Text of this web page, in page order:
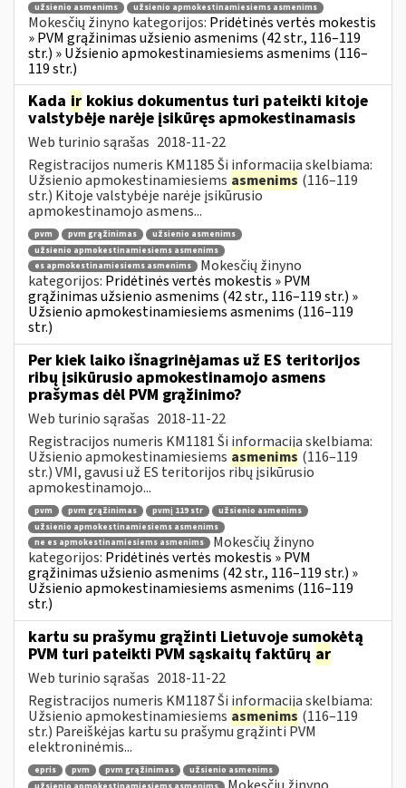
užsienio asmenims
užsienio apmokestinamiesiems asmenims
Mokesčių žinyno kategorijos: Pridėtinės vertės mokestis
» PVM grąžinimas užsienio asmenims (42 str., 116–119
str.) » Užsienio apmokestinamiesiems asmenims (116–
119 str.)
Kada ir kokius dokumentus turi pateikti kitoje
valstybėje narėje įsikūręs apmokestinamasis
Web turinio sąrašas 2018-11-22
Registracijos numeris KM1185 Ši informacija skelbiama:
Užsienio apmokestinamiesiems asmenims (116–119
str.) Kitoje valstybėje narėje įsikūrusio
apmokestinamojo asmens...
pvm pvm grąžinimas
užsienio asmenims
užsienio apmokestinamiesiems asmenims
es apmokestinamiesiems asmenims
Mokesčių žinyno
kategorijos: Pridėtinės vertės mokestis » PVM
grąžinimas užsienio asmenims (42 str., 116–119 str.) »
Užsienio apmokestinamiesiems asmenims (116–119
str.)
Per kiek laiko išnagrinėjamas už ES teritorijos
ribų įsikūrusio apmokestinamojo asmens
prašymas dėl PVM grąžinimo?
Web turinio sąrašas 2018-11-22
Registracijos numeris KM1181 Ši informacija skelbiama:
Užsienio apmokestinamiesiems asmenims (116–119
str.) VMI, gavusi už ES teritorijos ribų įsikūrusio
apmokestinamojo...
pvm pvm grąžinimas pvmį 119 str
užsienio asmenims
užsienio apmokestinamiesiems asmenims
ne es apmokestinamiesiems asmenims
Mokesčių žinyno
kategorijos: Pridėtinės vertės mokestis » PVM
grąžinimas užsienio asmenims (42 str., 116–119 str.) »
Užsienio apmokestinamiesiems asmenims (116–119
str.)
kartu su prašymu grąžinti Lietuvoje sumokėtą
PVM turi pateikti PVM sąskaitų faktūrų ar
Web turinio sąrašas 2018-11-22
Registracijos numeris KM1187 Ši informacija skelbiama:
Užsienio apmokestinamiesiems asmenims (116–119
str.) Pareiškėjas kartu su prašymu grąžinti PVM
elektroninėmis...
epris pvm pvm grąžinimas
užsienio asmenims